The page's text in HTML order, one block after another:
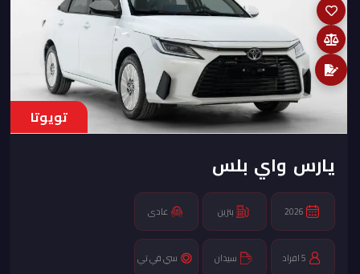
تويوتا
يارس واي بلس
2026 بنزين عادى
5 افراد سيدان سي في تي